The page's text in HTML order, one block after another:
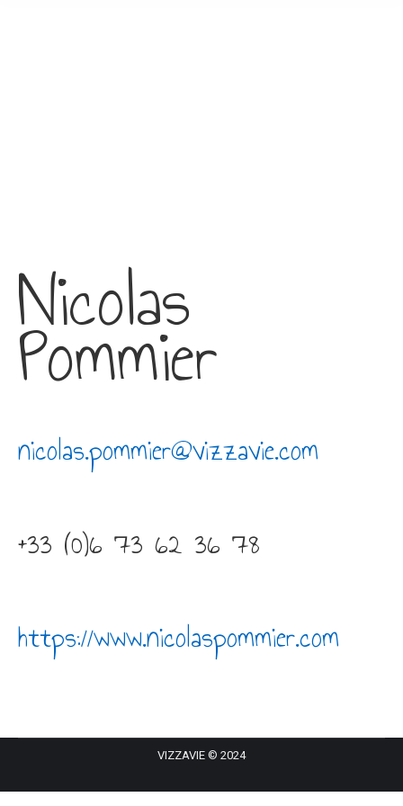
Nicolas
Pommier
nicolas.pommier@vizzavie.com
+33 (0)6 73 62 36 78
https://www.nicolaspommier.com
VIZZAVIE © 2024